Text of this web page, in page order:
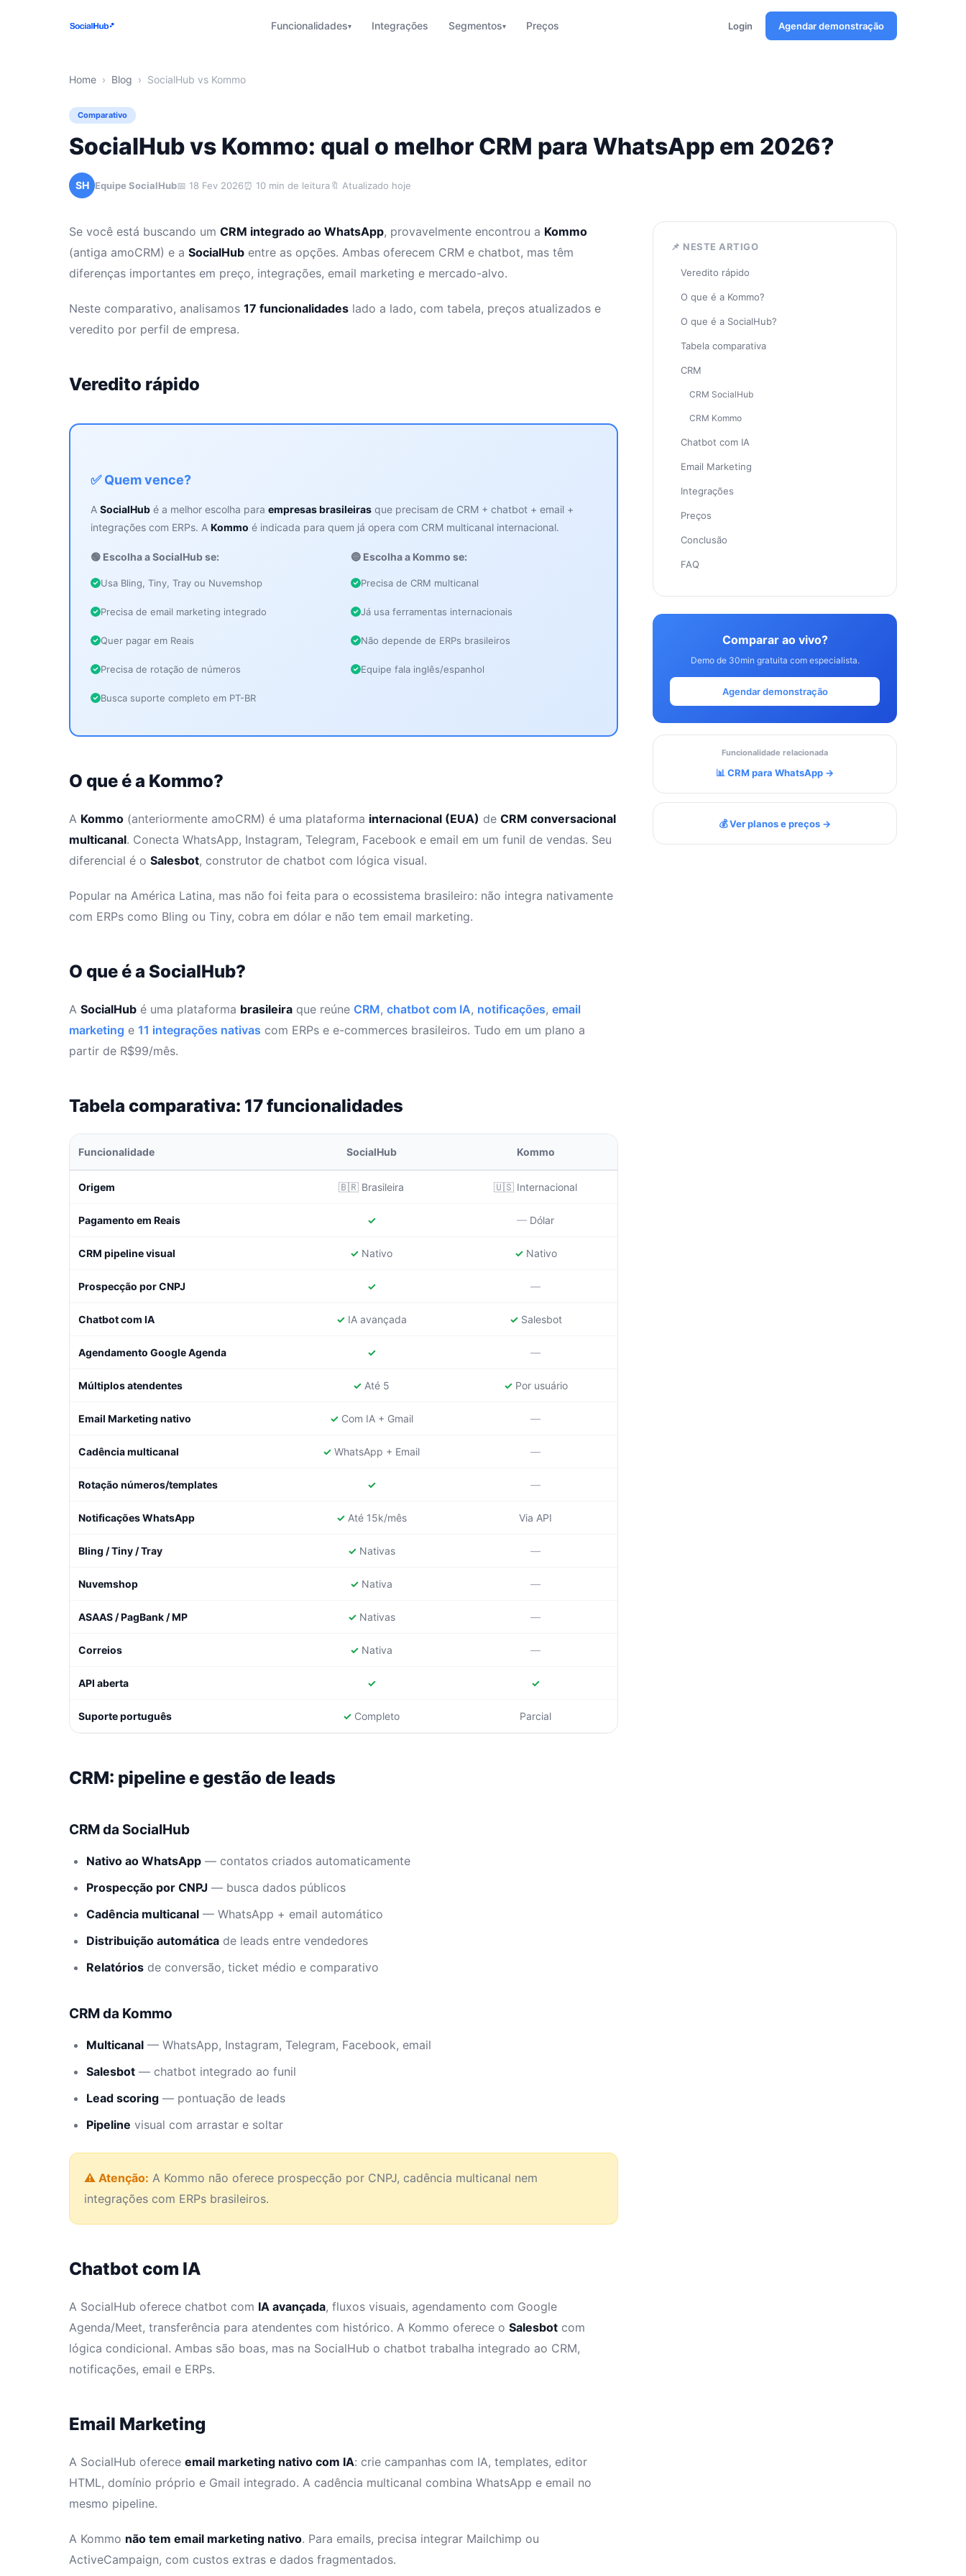
Funcionalidades▾ Integrações Segmentos▾ Preços Login Agendar demonstração
Home › Blog › SocialHub vs Kommo
Comparativo
SocialHub vs Kommo: qual o melhor CRM para WhatsApp em 2026?
SH Equipe SocialHub📅 18 Fev 2026⏰ 10 min de leitura🔖 Atualizado hoje
Se você está buscando um CRM integrado ao WhatsApp, provavelmente encontrou a Kommo
(antiga amoCRM) e a SocialHub entre as opções. Ambas oferecem CRM e chatbot, mas têm
diferenças importantes em preço, integrações, email marketing e mercado-alvo.
Neste comparativo, analisamos 17 funcionalidades lado a lado, com tabela, preços atualizados e
veredito por perfil de empresa.
Veredito rápido
✅ Quem vence?
A SocialHub é a melhor escolha para empresas brasileiras que precisam de CRM + chatbot + email +
integrações com ERPs. A Kommo é indicada para quem já opera com CRM multicanal internacional.
🟢 Escolha a SocialHub se:
Usa Bling, Tiny, Tray ou Nuvemshop
Precisa de email marketing integrado
Quer pagar em Reais
Precisa de rotação de números
Busca suporte completo em PT-BR
🔵 Escolha a Kommo se:
Precisa de CRM multicanal
Já usa ferramentas internacionais
Não depende de ERPs brasileiros
Equipe fala inglês/espanhol
O que é a Kommo?
A Kommo (anteriormente amoCRM) é uma plataforma internacional (EUA) de CRM conversacional
multicanal. Conecta WhatsApp, Instagram, Telegram, Facebook e email em um funil de vendas. Seu
diferencial é o Salesbot, construtor de chatbot com lógica visual.
Popular na América Latina, mas não foi feita para o ecossistema brasileiro: não integra nativamente
com ERPs como Bling ou Tiny, cobra em dólar e não tem email marketing.
O que é a SocialHub?
A SocialHub é uma plataforma brasileira que reúne CRM, chatbot com IA, notificações, email
marketing e 11 integrações nativas com ERPs e e-commerces brasileiros. Tudo em um plano a
partir de R$99/mês.
Tabela comparativa: 17 funcionalidades
Funcionalidade SocialHub Kommo
Origem 🇧🇷 Brasileira 🇺🇸 Internacional
Pagamento em Reais ✓ — Dólar
CRM pipeline visual ✓ Nativo ✓Nativo
Prospecção por CNPJ ✓ —
Chatbot com IA ✓IA avançada ✓Salesbot
Agendamento Google Agenda ✓ —
Múltiplos atendentes ✓ Até 5 ✓Por usuário
Email Marketing nativo ✓Com IA + Gmail —
Cadência multicanal ✓ WhatsApp + Email —
Rotação números/templates ✓ —
Notificações WhatsApp ✓Até 15k/mês Via API
Bling / Tiny / Tray ✓Nativas —
Nuvemshop ✓ Nativa —
ASAAS / PagBank / MP ✓Nativas —
Correios ✓ Nativa —
API aberta ✓ ✓
Suporte português ✓ Completo Parcial
CRM: pipeline e gestão de leads
CRM da SocialHub
Nativo ao WhatsApp — contatos criados automaticamente
Prospecção por CNPJ — busca dados públicos
Cadência multicanal — WhatsApp + email automático
Distribuição automática de leads entre vendedores
Relatórios de conversão, ticket médio e comparativo
CRM da Kommo
Multicanal — WhatsApp, Instagram, Telegram, Facebook, email
Salesbot — chatbot integrado ao funil
Lead scoring — pontuação de leads
Pipeline visual com arrastar e soltar
⚠ Atenção: A Kommo não oferece prospecção por CNPJ, cadência multicanal nem
integrações com ERPs brasileiros.
Chatbot com IA
A SocialHub oferece chatbot com IA avançada, fluxos visuais, agendamento com Google
Agenda/Meet, transferência para atendentes com histórico. A Kommo oferece o Salesbot com
lógica condicional. Ambas são boas, mas na SocialHub o chatbot trabalha integrado ao CRM,
notificações, email e ERPs.
Email Marketing
A SocialHub oferece email marketing nativo com IA: crie campanhas com IA, templates, editor
HTML, domínio próprio e Gmail integrado. A cadência multicanal combina WhatsApp e email no
mesmo pipeline.
A Kommo não tem email marketing nativo. Para emails, precisa integrar Mailchimp ou
ActiveCampaign, com custos extras e dados fragmentados.
📌 NESTE ARTIGO
Veredito rápido
O que é a Kommo?
O que é a SocialHub?
Tabela comparativa
CRM
CRM SocialHub
CRM Kommo
Chatbot com IA
Email Marketing
Integrações
Preços
Conclusão
FAQ
Comparar ao vivo?
Demo de 30min gratuita com especialista.
Agendar demonstração
Funcionalidade relacionada
📊 CRM para WhatsApp →
💰 Ver planos e preços →